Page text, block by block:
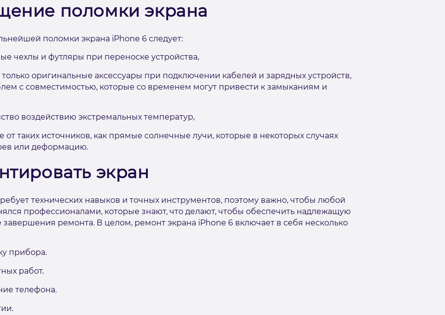
поломки экрана
поломки экрана iPhone 6 следует:
чехлы и футляры при переноске устройства,
только оригинальные аксессуары при подключении кабелей и зарядных устройств,
с совместимостью, которые со временем могут привести к замыканиям и
воздействию экстремальных температур,
от таких источников, как прямые солнечные лучи, которые в некоторых случаях
или деформацию.
экран
технических навыков и точных инструментов, поэтому важно, чтобы любой
профессионалами, которые знают, что делают, чтобы обеспечить надлежащую
ремонта. В целом, ремонт экрана iPhone 6 включает в себя несколько
прибора.
работ.
телефона.